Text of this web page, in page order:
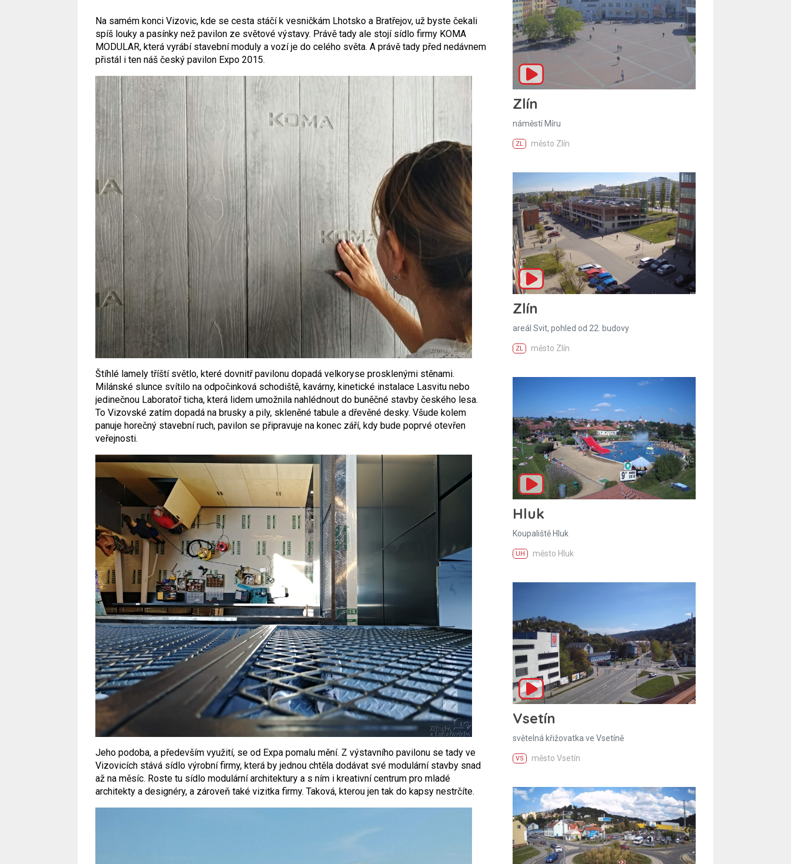
Na samém konci Vizovic, kde se cesta stáčí k vesničkám Lhotsko a Bratřejov, už byste čekali
spíš louky a pasínky než pavilon ze světové výstavy. Právě tady ale stojí sídlo firmy KOMA
MODULAR, která vyrábí stavební moduly a vozí je do celého světa. A právě tady před nedávnem
přistál i ten náš český pavilon Expo 2015.
Štíhlé lamely tříští světlo, které dovnitř pavilonu dopadá velkoryse prosklenými stěnami.
Milánské slunce svítilo na odpočinková schodiště, kavárny, kinetické instalace Lasvitu nebo
jedinečnou Laboratoř ticha, která lidem umožnila nahlédnout do buněčné stavby českého lesa.
To Vizovské zatím dopadá na brusky a pily, skleněné tabule a dřevěné desky. Všude kolem
panuje horečný stavební ruch, pavilon se připravuje na konec září, kdy bude poprvé otevřen
veřejnosti.
Jeho podoba, a především využití, se od Expa pomalu mění. Z výstavního pavilonu se tady ve
Vizovicích stává sídlo výrobní firmy, která by jednou chtěla dodávat své modulární stavby snad
až na měsíc. Roste tu sídlo modulární architektury a s ním i kreativní centrum pro mladé
architekty a designéry, a zároveň také vizitka firmy. Taková, kterou jen tak do kapsy nestrčíte.
Zlín
náměstí Míru
ZL město Zlín
Zlín
areál Svit, pohled od 22. budovy
ZL město Zlín
Hluk
Koupaliště Hluk
UH město Hluk
Vsetín
světelná křižovatka ve Vsetíně
VS město Vsetín